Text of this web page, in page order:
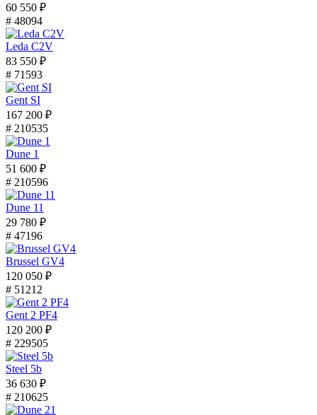
60 550 ₽
# 48094
Leda C2V
83 550 ₽
# 71593
Gent SI
167 200 ₽
# 210535
Dune 1
51 600 ₽
# 210596
Dune 11
29 780 ₽
# 47196
Brussel GV4
120 050 ₽
# 51212
Gent 2 PF4
120 200 ₽
# 229505
Steel 5b
36 630 ₽
# 210625